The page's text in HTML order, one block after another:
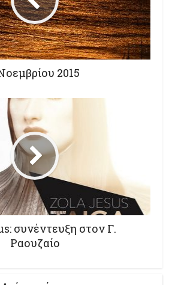
2015
συνέντευξη στον Γ.
Ραουζαίο